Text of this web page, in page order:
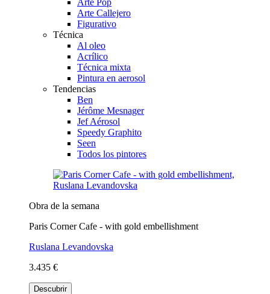
Arte Callejero
Figurativo
Técnica
Al oleo
Acrílico
Técnica mixta
Pintura en aerosol
Tendencias
Ben
Jérôme Mesnager
Jef Aérosol
Speedy Graphito
Seen
Todos los pintores
Obra de la semana
Paris Corner Cafe - with gold embellishment
Ruslana Levandovska
3.435 €
Descubrir